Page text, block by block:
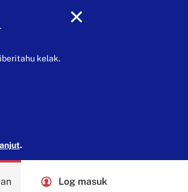
kelak.
.
Log masuk